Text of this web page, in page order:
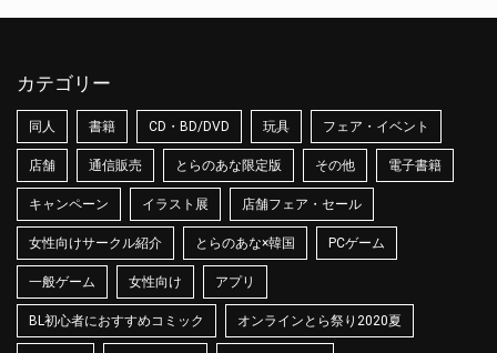
カテゴリー
同人 書籍 CD・BD/DVD 玩具 フェア・イベント
店舗 通信販売 とらのあな限定版 その他 電子書籍
キャンペーン イラスト展 店舗フェア・セール
女性向けサークル紹介 とらのあな×韓国 PCゲーム
一般ゲーム 女性向け アプリ
BL初心者におすすめコミック オンラインとら祭り2020夏